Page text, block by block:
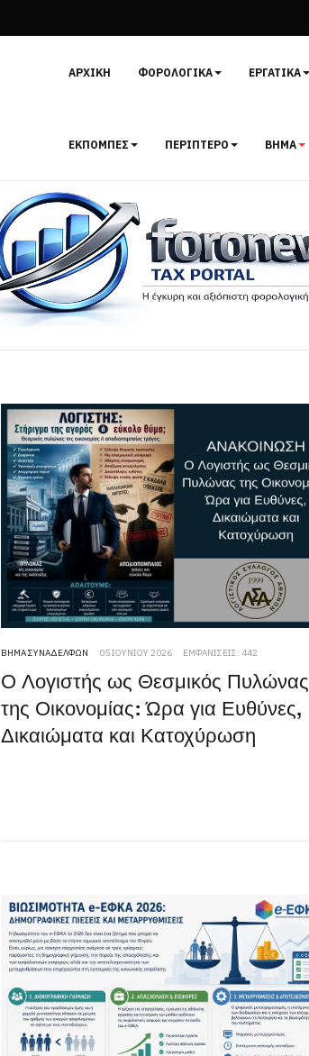
ΑΡΧΙΚΉ ΦΟΡΟΛΟΓΙΚΆ ΕΡΓΑΤΙΚΆ
ΕΚΠΟΜΠΈΣ ΠΕΡΊΠΤΕΡΟ ΒΉΜΑ
ΒΉΜΑ ΣΥΝΑΔΈΛΦΩΝ 05 ΙΟΥΝΊΟΥ 2026 ΕΜΦΑΝΊΣΕΙΣ: 442
Ο Λογιστής ως Θεσμικός Πυλώνας
της Οικονομίας: Ώρα για Ευθύνες,
Δικαιώματα και Κατοχύρωση